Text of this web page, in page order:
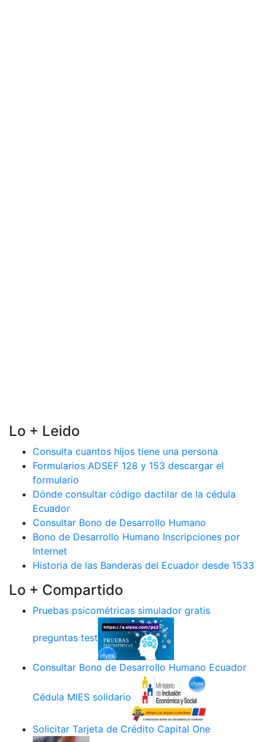
Lo + Leido
Consulta cuantos hijos tiene una persona
Formularios ADSEF 128 y 153 descargar el
formulario
Dónde consultar código dactilar de la cédula
Ecuador
Consultar Bono de Desarrollo Humano
Bono de Desarrollo Humano Inscripciones por
Internet
Historia de las Banderas del Ecuador desde 1533
Lo + Compartido
Pruebas psicométricas simulador gratis
preguntas test
Consultar Bono de Desarrollo Humano Ecuador
Cédula MIES solidario
Solicitar Tarjeta de Crédito Capital One